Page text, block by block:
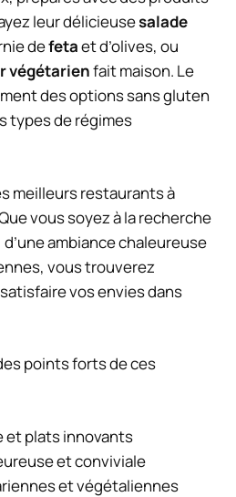
leur délicieusesalade
defetaet d’olives, ou
végétarienfait maison. Le
des options sans gluten
types de régimes
meilleurs restaurants à
vous soyez à la recherche
ambiance chaleureuse
vous trouverez
vos envies dans
points forts de ces
et plats innovants
et conviviale
et végétaliennes